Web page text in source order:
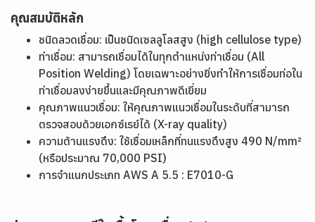
คุณสมบัติหลัก
ชนิดลวดเชื่อม: เป็นชนิดเซลลูโลสสูง (high cellulose type)
ท่าเชื่อม: สามารถเชื่อมได้ในทุกตำแหน่งท่าเชื่อม (All
Position Welding) โดยเฉพาะอย่างยิ่งทำให้การเชื่อมท่อใน
ท่าเชื่อมลงง่ายขึ้นและมีคุณภาพดีเยี่ยม
คุณภาพแนวเชื่อม: ให้คุณภาพแนวเชื่อมในระดับที่สามารถ
ตรวจสอบด้วยเอกซ์เรย์ได้ (X-ray quality)
ความต้านแรงดึง: ใช้เชื่อมเหล็กที่ทนแรงดึงสูง 490 N/mm²
(หรือประมาณ 70,000 PSI)
การจำแนกประเภท AWS A 5.5 : E7010-G